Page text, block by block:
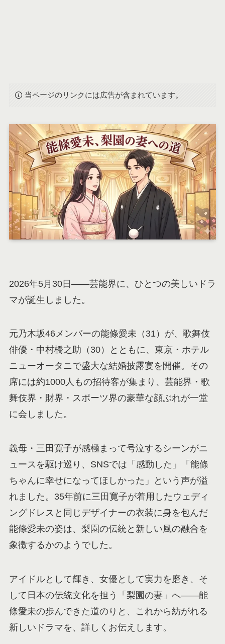
当ページのリンクには広告が含まれています。
2026年5月30日——芸能界に、ひとつの美しいドラ
マが誕生しました。
元乃木坂46メンバーの能條愛未（31）が、歌舞伎
俳優・中村橋之助（30）とともに、東京・ホテル
ニューオータニで盛大な結婚披露宴を開催。その
席には約1000人もの招待客が集まり、芸能界・歌
舞伎界・財界・スポーツ界の豪華な顔ぶれが一堂
に会しました。
義母・三田寛子が感極まって号泣するシーンがニ
ュースを駆け巡り、SNSでは「感動した」「能條
ちゃんに幸せになってほしかった」という声が溢
れました。35年前に三田寛子が着用したウェディ
ングドレスと同じデザイナーの衣装に身を包んだ
能條愛未の姿は、梨園の伝統と新しい風の融合を
象徴するかのようでした。
アイドルとして輝き、女優として実力を磨き、そ
して日本の伝統文化を担う「梨園の妻」へ——能
條愛未の歩んできた道のりと、これから紡がれる
新しいドラマを、詳しくお伝えします。